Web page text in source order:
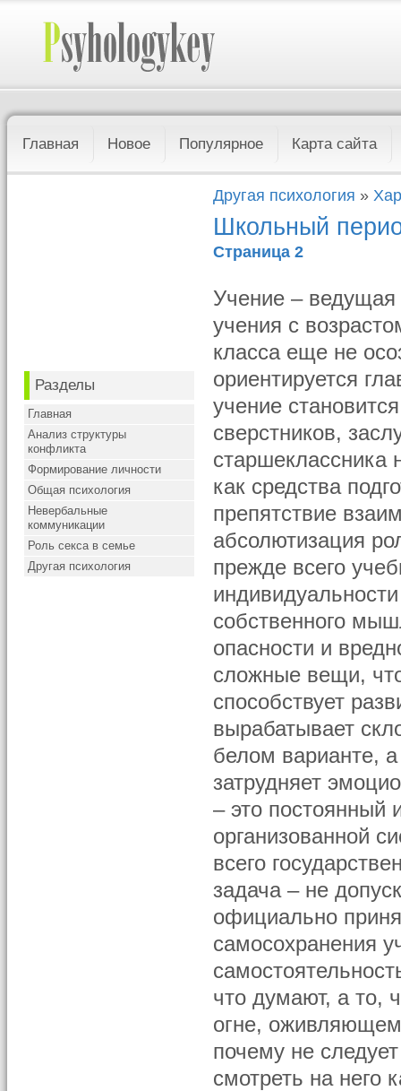
Главная Новое Популярное Карта сайта
Разделы
Главная
Анализ структуры
конфликта
Формирование личности
Общая психология
Невербальные
коммуникации
Роль секса в семье
Другая психология
Другая психология »
Школьный
Страница 2
Учение – ведущая
учения с
класса еще не
ориентируется
учение
сверстников,
старшеклассника
как средства
препятствие
абсолютизация
прежде всего
собственного
опасности и
сложные вещи,
способствует
вырабатывает
белом варианте,
затрудняет
– это постоянный
организованной
всего
задача – не
официально
самосохранения
что думают, а то,
огне, оживляющем
почему не
смотреть на него